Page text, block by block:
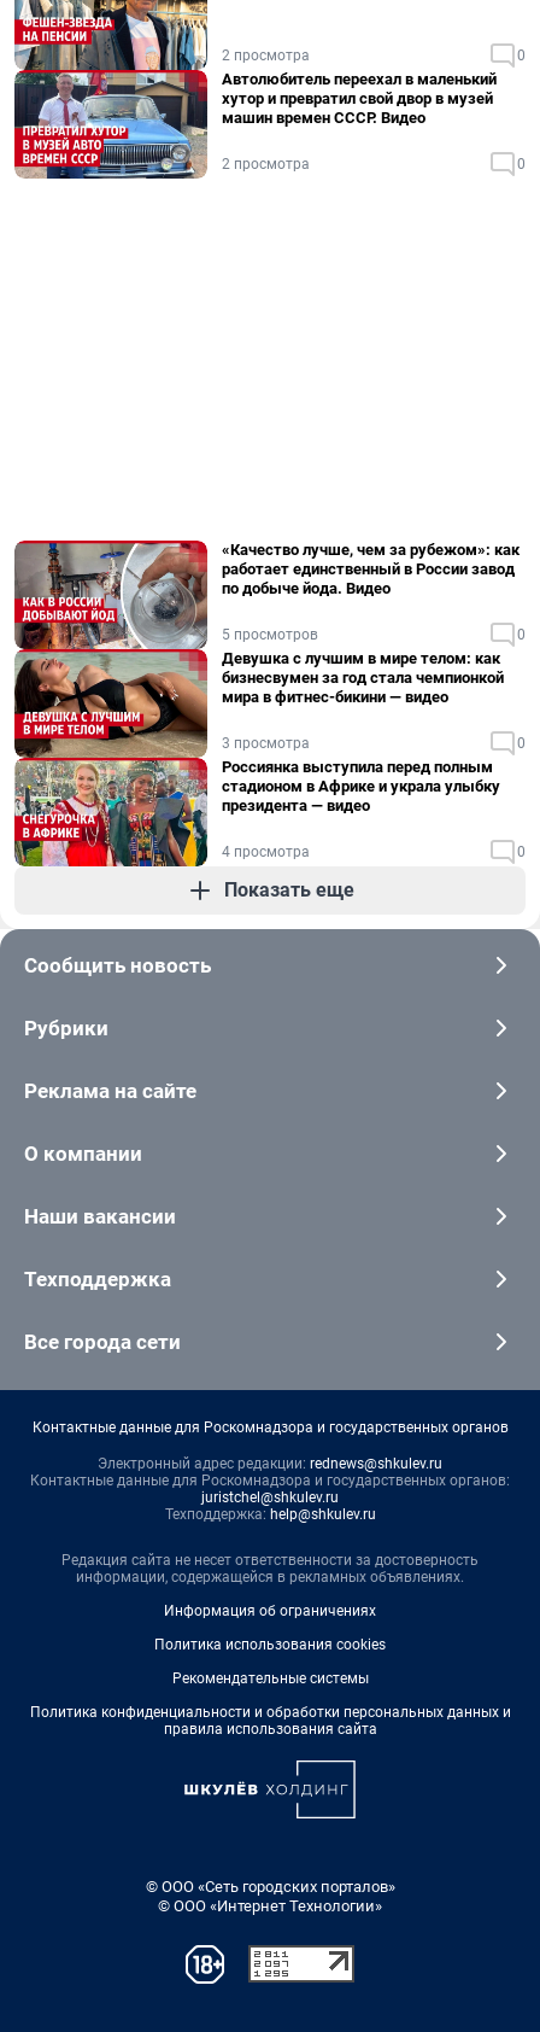
2 просмотра 0
Автолюбитель переехал в маленький
хутор и превратил свой двор в музей
машин времен СССР. Видео
2 просмотра 0
«Качество лучше, чем за рубежом»: как
работает единственный в России завод
по добыче йода. Видео
5 просмотров 0
Девушка с лучшим в мире телом: как
бизнесвумен за год стала чемпионкой
мира в фитнес-бикини — видео
3 просмотра 0
Россиянка выступила перед полным
стадионом в Африке и украла улыбку
президента — видео
4 просмотра 0
Показать еще
Сообщить новость
Рубрики
Реклама на сайте
О компании
Наши вакансии
Техподдержка
Все города сети
Контактные данные для Роскомнадзора и государственных органов
Электронный адрес редакции: rednews@shkulev.ru
Контактные данные для Роскомнадзора и государственных органов:
juristchel@shkulev.ru
Техподдержка: help@shkulev.ru
Редакция сайта не несет ответственности за достоверность
информации, содержащейся в рекламных объявлениях.
Информация об ограничениях
Политика использования cookies
Рекомендательные системы
Политика конфиденциальности и обработки персональных данных и
правила использования сайта
© ООО «Сеть городских порталов»
© ООО «Интернет Технологии»